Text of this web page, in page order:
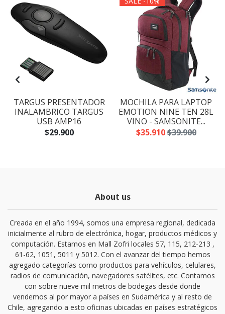
TARGUS PRESENTADOR
INALAMBRICO TARGUS
USB AMP16
$29.900
MOCHILA PARA LAPTOP
EMOTION NINE TEN 28L
VINO - SAMSONITE...
$35.910$39.900
About us
Creada en el año 1994, somos una empresa regional, dedicada
inicialmente al rubro de electrónica, hogar, productos médicos y
computación. Estamos en Mall Zofri locales 57, 115, 212-213 ,
61-62, 1051, 5011 y 5012. Con el avanzar del tiempo hemos
agregado categorías como productos para vehículos, celulares,
radios de comunicación, navegadores satélites, etc. Contamos
con sobre nueve mil metros de bodegas desde donde
vendemos al por mayor a países en Sudamérica y al resto de
Chile, agregando a esto oficinas ubicadas en países estratégicos